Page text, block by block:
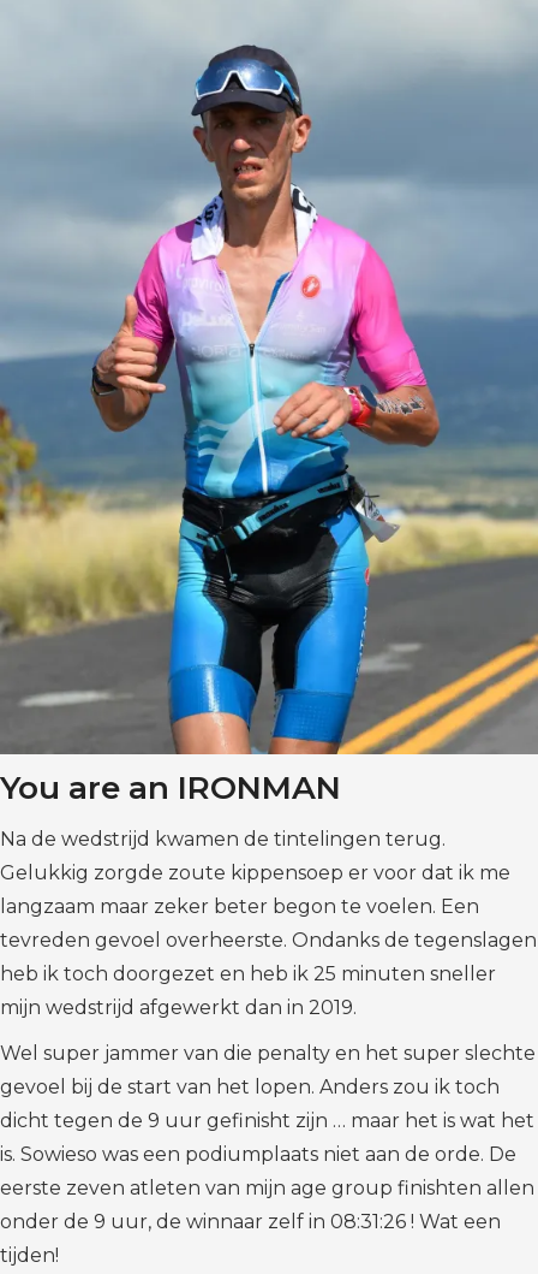
You are an IRONMAN
Na de wedstrijd kwamen de tintelingen terug.
Gelukkig zorgde zoute kippensoep er voor dat ik me
langzaam maar zeker beter begon te voelen. Een
tevreden gevoel overheerste. Ondanks de tegenslagen
heb ik toch doorgezet en heb ik 25 minuten sneller
mijn wedstrijd afgewerkt dan in 2019.
Wel super jammer van die penalty en het super slechte
gevoel bij de start van het lopen. Anders zou ik toch
dicht tegen de 9 uur gefinisht zijn … maar het is wat het
is. Sowieso was een podiumplaats niet aan de orde. De
eerste zeven atleten van mijn age group finishten allen
onder de 9 uur, de winnaar zelf in 08:31:26 ! Wat een
tijden!